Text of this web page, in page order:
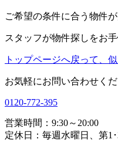
ご希望の条件に合う物件
スタッフが物件探しをお
トップページへ戻って、
お気軽にお問い合わせくだ
0120-772-395
営業時間：9:30～20:00
定休日：毎週水曜日、第1･